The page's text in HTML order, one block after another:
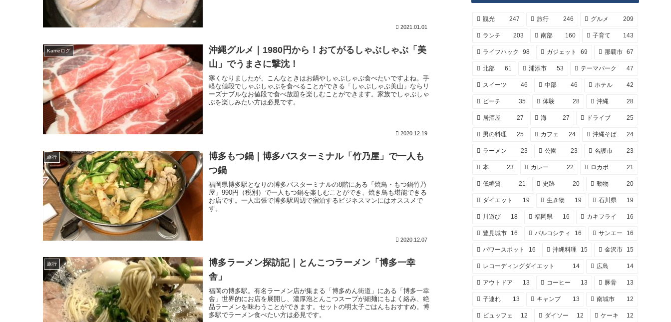
2021.01.01
Kameログ
沖縄グルメ｜1980円から！おてがるしゃぶしゃぶ「美
山」でうまさに撃沈！
寒くなりましたが、こんなときはお鍋やしゃぶしゃぶ食べたいですよね。手
軽な値段でしゃぶしゃぶを食べることができる「しゃぶしゃぶ美山」ならリ
ーズナブルなお値段で食べ放題を楽しむことができます。家族でしゃぶしゃ
ぶを楽しみたい方は必見です。
2020.12.19
旅行
博多もつ鍋｜博多バスターミナル「竹乃屋」で一人も
つ鍋
福岡県博多駅となりの博多バスターミナルの8階にある「焼鳥・もつ鍋竹乃
屋」990円（税別）で一人もつ鍋を楽しむことができ、焼き鳥も堪能できる
お店です。一人出張で博多駅周辺で宿泊するビジネスマンにはオススメで
す。
2020.12.07
旅行
博多ラーメン探訪記｜とんこつラーメン「博多一幸
舎」
福岡の博多駅。有名ラーメン店が集まる「博多めん街道」にある「博多一幸
舎」世界的にお店を展開し、濃厚泡とんこつスープが細麺にもよく絡み、絶
品ラーメンを味わうことができます。セットの明太子ごはんもおすすめ。博
多駅でラーメン食べたい方は必見です。
観光 247 旅行 246 グルメ 209
ランチ 203 南部 160 子育て 143
ライフハック 98 ガジェット 69 那覇市 67
北部 61 浦添市 53 テーマパーク 47
スイーツ 46 中部 46 ホテル 42
ビーチ 35 体験 28 沖縄 28
居酒屋 27 海 27 ドライブ 25
男の料理 25 カフェ 24 沖縄そば 24
ラーメン 23 公園 23 名護市 23
本 23 カレー 22 ロカボ 21
低糖質 21 史跡 20 動物 20
ダイエット 19 生き物 19 石川県 19
川遊び 18 福岡県 16 カキフライ 16
豊見城市 16 パルコシティ 16 サンエー 16
パワースポット 16 沖縄料理 15 金沢市 15
レコーディングダイエット 14 広島 14
アウトドア 13 コーヒー 13 豚骨 13
子連れ 13 キャンプ 13 南城市 12
ビュッフェ 12 ダイソー 12 ケーキ 12